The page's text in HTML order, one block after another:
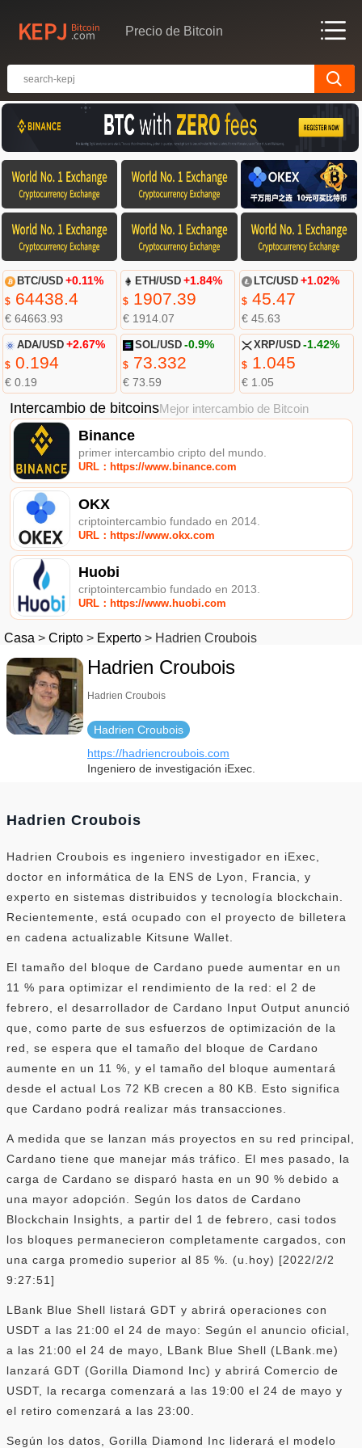
Precio de Bitcoin
BTC/USD +0.11%
$64438.4
€ 64663.93
ETH/USD +1.84%
$ 1907.39
€ 1914.07
LTC/USD +1.02%
$45.47
€ 45.63
ADA/USD +2.67%
$0.194
€ 0.19
SOL/USD -0.9%
$ 73.332
€ 73.59
XRP/USD -1.42%
$1.045
€ 1.05
Intercambio de bitcoinsMejor intercambio de Bitcoin
Binance
primer intercambio cripto del mundo.
URL：https://www.binance.com
OKX
criptointercambio fundado en 2014.
URL：https://www.okx.com
Huobi
criptointercambio fundado en 2013.
URL：https://www.huobi.com
Casa > Cripto > Experto > Hadrien Croubois
Hadrien Croubois
Hadrien Croubois
Hadrien Croubois
https://hadriencroubois.com
Ingeniero de investigación iExec.
Hadrien Croubois
Hadrien Croubois es ingeniero investigador en iExec,
doctor en informática de la ENS de Lyon, Francia, y
experto en sistemas distribuidos y tecnología blockchain.
Recientemente, está ocupado con el proyecto de billetera
en cadena actualizable Kitsune Wallet.
El tamaño del bloque de Cardano puede aumentar en un
11 % para optimizar el rendimiento de la red: el 2 de
febrero, el desarrollador de Cardano Input Output anunció
que, como parte de sus esfuerzos de optimización de la
red, se espera que el tamaño del bloque de Cardano
aumente en un 11 %, y el tamaño del bloque aumentará
desde el actual Los 72 KB crecen a 80 KB. Esto significa
que Cardano podrá realizar más transacciones.
A medida que se lanzan más proyectos en su red principal,
Cardano tiene que manejar más tráfico. El mes pasado, la
carga de Cardano se disparó hasta en un 90 % debido a
una mayor adopción. Según los datos de Cardano
Blockchain Insights, a partir del 1 de febrero, casi todos
los bloques permanecieron completamente cargados, con
una carga promedio superior al 85 %. (u.hoy) [2022/2/2
9:27:51]
LBank Blue Shell listará GDT y abrirá operaciones con
USDT a las 21:00 el 24 de mayo: Según el anuncio oficial,
a las 21:00 el 24 de mayo, LBank Blue Shell (LBank.me)
lanzará GDT (Gorilla Diamond Inc) y abrirá Comercio de
USDT, la recarga comenzará a las 19:00 el 24 de mayo y
el retiro comenzará a las 23:00.
Según los datos, Gorilla Diamond Inc liderará el modelo